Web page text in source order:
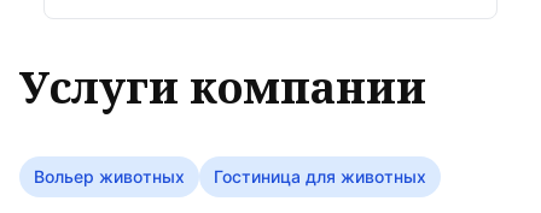
Услуги компании
Вольер животных Гостиница для животных